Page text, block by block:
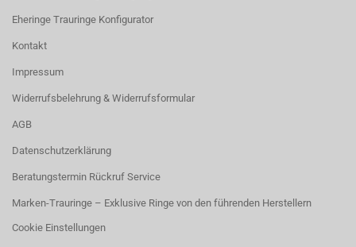
Eheringe Trauringe Konfigurator
Kontakt
Impressum
Widerrufsbelehrung & Widerrufsformular
AGB
Datenschutzerklärung
Beratungstermin Rückruf Service
Marken-Trauringe – Exklusive Ringe von den führenden Herstellern
Cookie Einstellungen